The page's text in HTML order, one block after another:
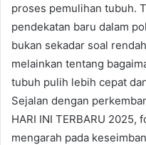
proses pemulihan tubuh.
pendekatan baru dalam
bukan sekadar soal
melainkan tentang
tubuh pulih lebih cepat
Sejalan dengan
HARI INI TERBARU
mengarah pada